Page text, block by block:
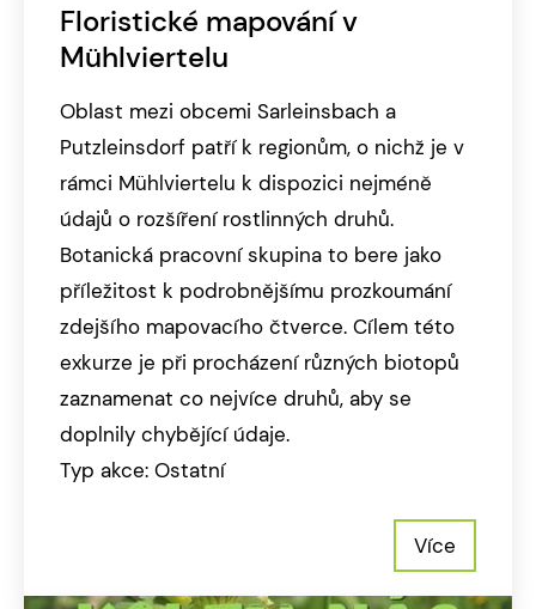
Floristické mapování v
Mühlviertelu
Oblast mezi obcemi Sarleinsbach a
Putzleinsdorf patří k regionům, o nichž je v
rámci Mühlviertelu k dispozici nejméně
údajů o rozšíření rostlinných druhů.
Botanická pracovní skupina to bere jako
příležitost k podrobnějšímu prozkoumání
zdejšího mapovacího čtverce. Cílem této
exkurze je při procházení různých biotopů
zaznamenat co nejvíce druhů, aby se
doplnily chybějící údaje.
Typ akce: Ostatní
Více